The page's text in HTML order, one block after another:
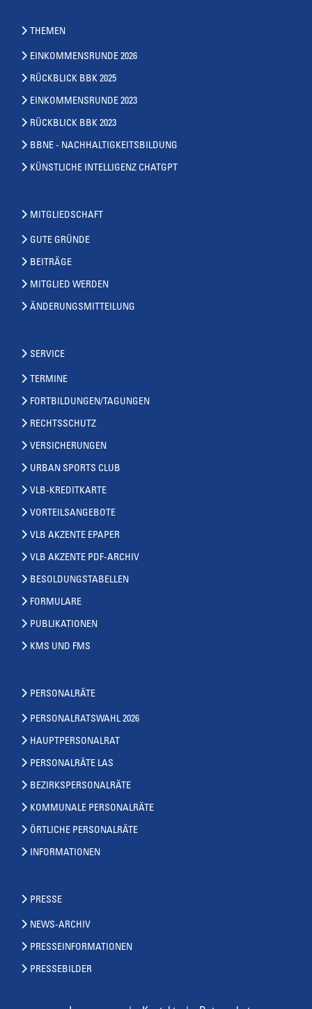
THEMEN
EINKOMMENSRUNDE 2026
RÜCKBLICK BBK 2025
EINKOMMENSRUNDE 2023
RÜCKBLICK BBK 2023
BBNE - NACHHALTIGKEITSBILDUNG
KÜNSTLICHE INTELLIGENZ CHATGPT
MITGLIEDSCHAFT
GUTE GRÜNDE
BEITRÄGE
MITGLIED WERDEN
ÄNDERUNGSMITTEILUNG
SERVICE
TERMINE
FORTBILDUNGEN/TAGUNGEN
RECHTSSCHUTZ
VERSICHERUNGEN
URBAN SPORTS CLUB
VLB-KREDITKARTE
VORTEILSANGEBOTE
VLB AKZENTE EPAPER
VLB AKZENTE PDF-ARCHIV
BESOLDUNGSTABELLEN
FORMULARE
PUBLIKATIONEN
KMS UND FMS
PERSONALRÄTE
PERSONALRATSWAHL 2026
HAUPTPERSONALRAT
PERSONALRÄTE LAS
BEZIRKSPERSONALRÄTE
KOMMUNALE PERSONALRÄTE
ÖRTLICHE PERSONALRÄTE
INFORMATIONEN
PRESSE
NEWS-ARCHIV
PRESSEINFORMATIONEN
PRESSEBILDER